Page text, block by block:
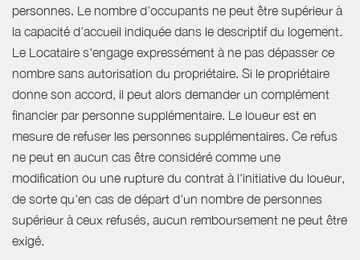
personnes. Le nombre d’occupants ne peut être supérieur à
la capacité d’accueil indiquée dans le descriptif du logement.
Le Locataire s'engage expressément à ne pas dépasser ce
nombre sans autorisation du propriétaire. Si le propriétaire
donne son accord, il peut alors demander un complément
financier par personne supplémentaire. Le loueur est en
mesure de refuser les personnes supplémentaires. Ce refus
ne peut en aucun cas être considéré comme une
modification ou une rupture du contrat à l'initiative du loueur,
de sorte qu'en cas de départ d'un nombre de personnes
supérieur à ceux refusés, aucun remboursement ne peut être
exigé.